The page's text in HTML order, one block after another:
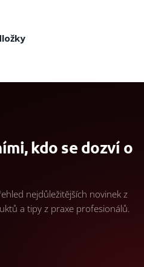
kdo se dozví o
nejdůležitějších novinek z
a tipy z praxe profesionálů.